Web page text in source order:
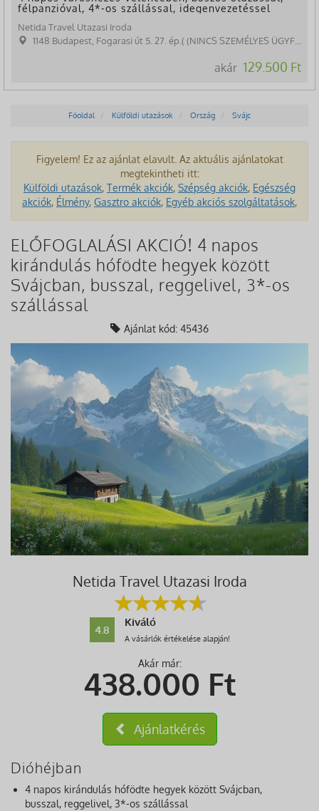
félpanzióval, 4*-os szállással, idegenvezetéssel
Netida Travel Utazasi Iroda
1148 Budapest, Fogarasi út 5. 27. ép.( (NINCS SZEMÉLYES ÜGYFÉLFOGADÁS)
akár 129.500 Ft
Főoldal Külföldi utazások Ország Svájc
Figyelem! Ez az ajánlat elavult. Az aktuális ajánlatokat
megtekintheti itt:
Külföldi utazások, Termék akciók, Szépség akciók, Egészség
akciók, Élmény, Gasztro akciók, Egyéb akciós szolgáltatások,
ELŐFOGLALÁSI AKCIÓ! 4 napos
kirándulás hófödte hegyek között
Svájcban, busszal, reggelivel, 3*-os
szállással
Ajánlat kód: 45436
Netida Travel Utazasi Iroda
4.8
Kiváló
A vásárlók értékelése alapján!
Akár már:
438.000 Ft
Ajánlatkérés
Dióhéjban
4 napos kirándulás hófödte hegyek között Svájcban,
busszal, reggelivel, 3*-os szállással